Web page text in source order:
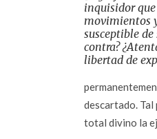
inquisidor
movimientos
susceptible
contra?
libertad de
descartado.
total divino la